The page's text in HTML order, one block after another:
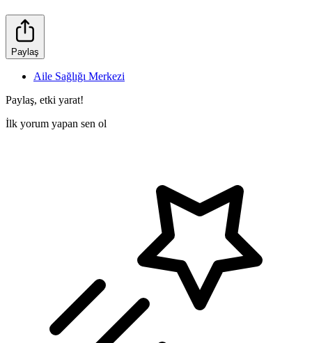
Paylaş
Aile Sağlığı Merkezi
Paylaş, etki yarat!
İlk yorum yapan sen ol